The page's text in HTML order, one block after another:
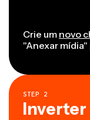
Crie um novo
"Anexar mídia"
STEP 2
Inverter